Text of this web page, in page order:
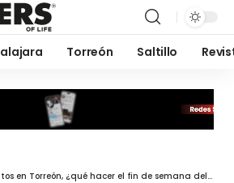
Torreón Saltillo
en Torreón, ¿qué hacer el fin de semana del 10 al 12 de mayo?